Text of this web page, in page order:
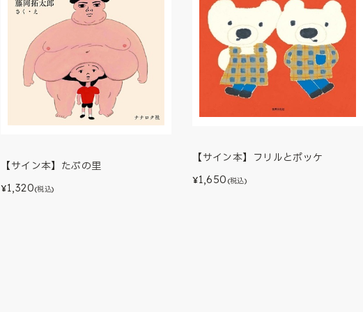
【サイン本】たぷの里
¥1,320(税込)
【サイン本】フリルとポッケ
¥1,650 (税込)